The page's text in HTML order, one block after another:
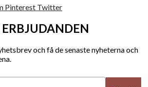
Pinterest Twitter
och få de senaste nyheterna och